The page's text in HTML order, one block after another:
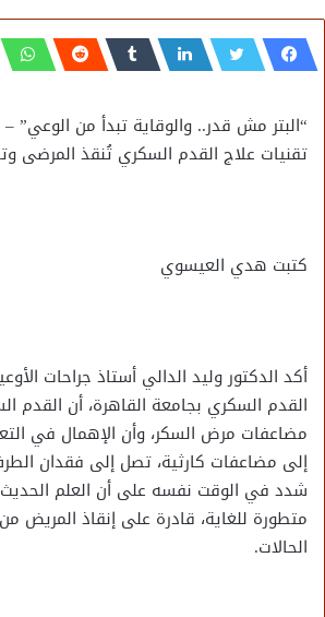
“البتر مش قدر.. والوقاية تبدأ من الوعي”
تقنيات علاج القدم السكري تُنقذ المرضى
كتبت هدي العيسوي
أكد الدكتور وليد الدالي أستاذ جراحات
القدم السكري بجامعة القاهرة، أن القدم
مضاعفات مرض السكر، وأن الإهمال في
إلى مضاعفات كارثية، تصل إلى فقدان
شدد في الوقت نفسه على أن العلم الحديث
متطورة للغاية، قادرة على إنقاذ المريض
الحالات.